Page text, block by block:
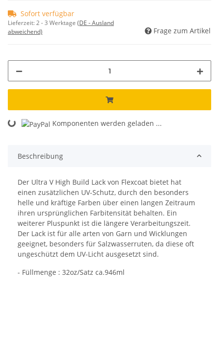
Sofort verfügbar
Lieferzeit:2 - 3 Werktage (DE - Ausland
abweichend)
Frage zum Artikel
Loading... Komponenten werden geladen ...
Beschreibung
Der Ultra V High Build Lack von Flexcoat bietet hat
einen zusätzlichen UV-Schutz, durch den besonders
helle und kräftige Farben über einen langen Zeitraum
ihren ursprünglichen Farbitensität behalten. Ein
weiterer Pluspunkt ist die längere Verarbeitungszeit.
Der Lack ist für alle arten von Garn und Wicklungen
geeignet, besonders für Salzwasserruten, da diese oft
ungeschützt dem UV-Licht ausgesetzt sind.
- Füllmenge : 32oz/Satz ca.946ml